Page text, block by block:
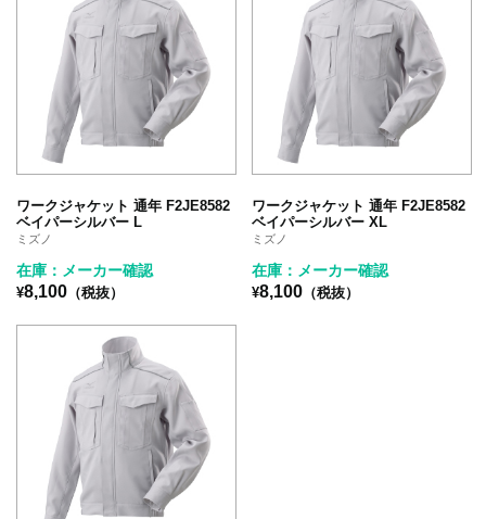
ワークジャケット 通年 F2JE8582
ベイパーシルバー L
ミズノ
在庫：メーカー確認
¥8,100 （税抜）
ワークジャケット 通年 F2JE8582
ベイパーシルバー XL
ミズノ
在庫：メーカー確認
¥8,100 （税抜）